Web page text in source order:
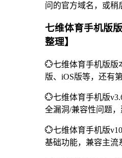
问的官方域名，或稍
七维体育手机版
整理】
💮七维体育手机版版
版、iOS版等，还有
💮七维体育手机版
全漏洞/兼容性问题，
💮七维体育手机版
基础功能，兼容主流